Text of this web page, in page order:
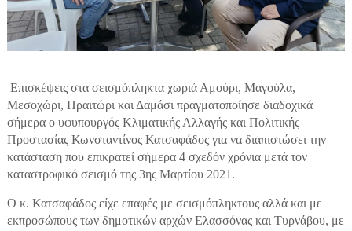
Επισκέψεις στα σεισμόπληκτα χωριά Αμούρι, Μαγούλα,
Μεσοχώρι, Πραιτώρι και Δαμάσι πραγματοποίησε διαδοχικά
σήμερα ο υφυπουργός Κλιματικής Αλλαγής και Πολιτικής
Προστασίας Κωνσταντίνος Κατσαφάδος για να διαπιστώσει την
κατάσταση που επικρατεί σήμερα 4 σχεδόν χρόνια μετά τον
καταστροφικό σεισμό της 3ης Μαρτίου 2021.
Ο κ. Κατσαφάδος είχε επαφές με σεισμόπληκτους αλλά και με
εκπροσώπους των δημοτικών αρχών Ελασσόνας και Τυρνάβου, με